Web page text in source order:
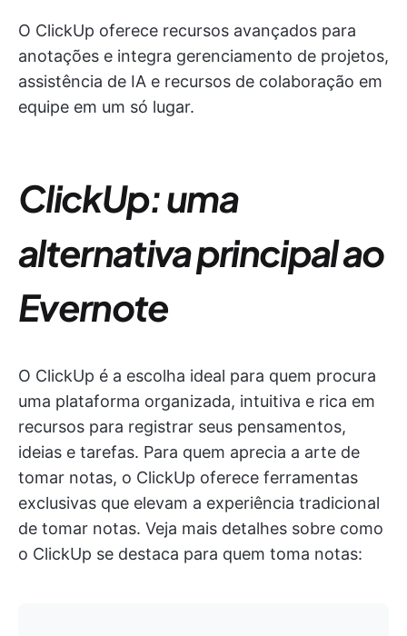
O ClickUp oferece recursos avançados para
anotações e integra gerenciamento de projetos,
assistência de IA e recursos de colaboração em
equipe em um só lugar.
ClickUp: uma
alternativa principal ao
Evernote
O ClickUp é a escolha ideal para quem procura
uma plataforma organizada, intuitiva e rica em
recursos para registrar seus pensamentos,
ideias e tarefas. Para quem aprecia a arte de
tomar notas, o ClickUp oferece ferramentas
exclusivas que elevam a experiência tradicional
de tomar notas. Veja mais detalhes sobre como
o ClickUp se destaca para quem toma notas: